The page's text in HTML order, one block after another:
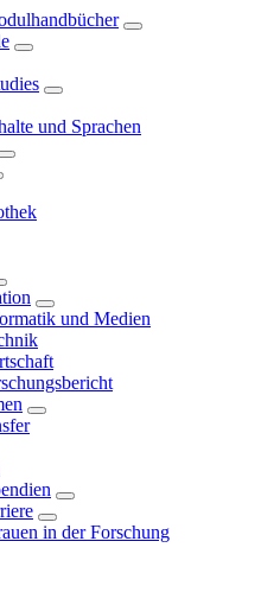
und Sprachen
und Medien
in der Forschung